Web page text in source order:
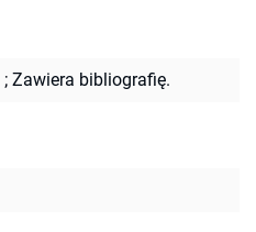
; Zawiera bibliografię.